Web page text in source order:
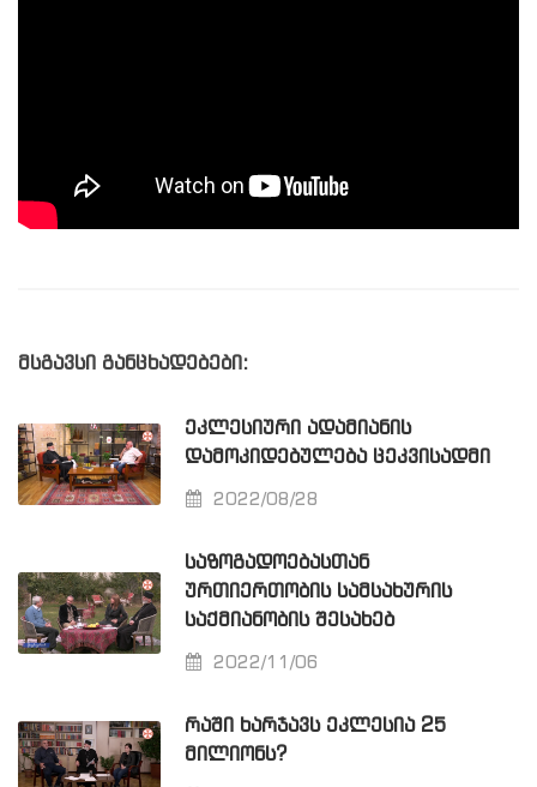
მსგავსი განცხადებები:
ᲔᲙᲚᲔᲡᲘᲣᲠᲘ ᲐᲓᲐᲛᲘᲐᲜᲘᲡ
ᲓᲐᲛᲝᲙᲘᲓᲔᲑᲣᲚᲔᲑᲐ ᲪᲔᲙᲕᲘᲡᲐᲓᲛᲘ
2022/08/28
ᲡᲐᲖᲝᲒᲐᲓᲝᲔᲑᲐᲡᲗᲐᲜ
ᲣᲠᲗᲘᲔᲠᲗᲝᲑᲘᲡ ᲡᲐᲛᲡᲐᲮᲣᲠᲘᲡ
ᲡᲐᲥᲛᲘᲐᲜᲝᲑᲘᲡ ᲨᲔᲡᲐᲮᲔᲑ
2022/11/06
ᲠᲐᲨᲘ ᲮᲐᲠᲯᲐᲕᲡ ᲔᲙᲚᲔᲡᲘᲐ 25
ᲛᲘᲚᲘᲝᲜᲡ?